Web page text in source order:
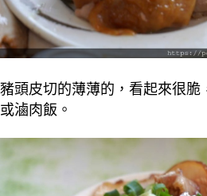
豬頭皮切的薄薄的，看起來很脆
或滷肉飯。